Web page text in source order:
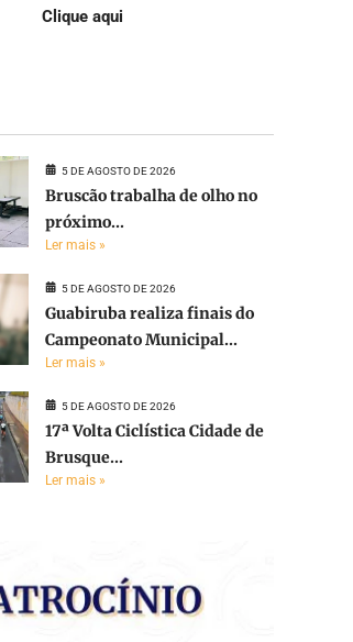
Clique aqui
5 DE AGOSTO DE 2026
Bruscão trabalha de olho no
próximo...
Ler mais »
5 DE AGOSTO DE 2026
Guabiruba realiza finais do
Campeonato Municipal...
Ler mais »
5 DE AGOSTO DE 2026
17ª Volta Ciclística Cidade de
Brusque...
Ler mais »